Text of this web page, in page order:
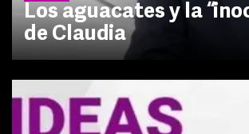
Los aguacates y la
de Claudia